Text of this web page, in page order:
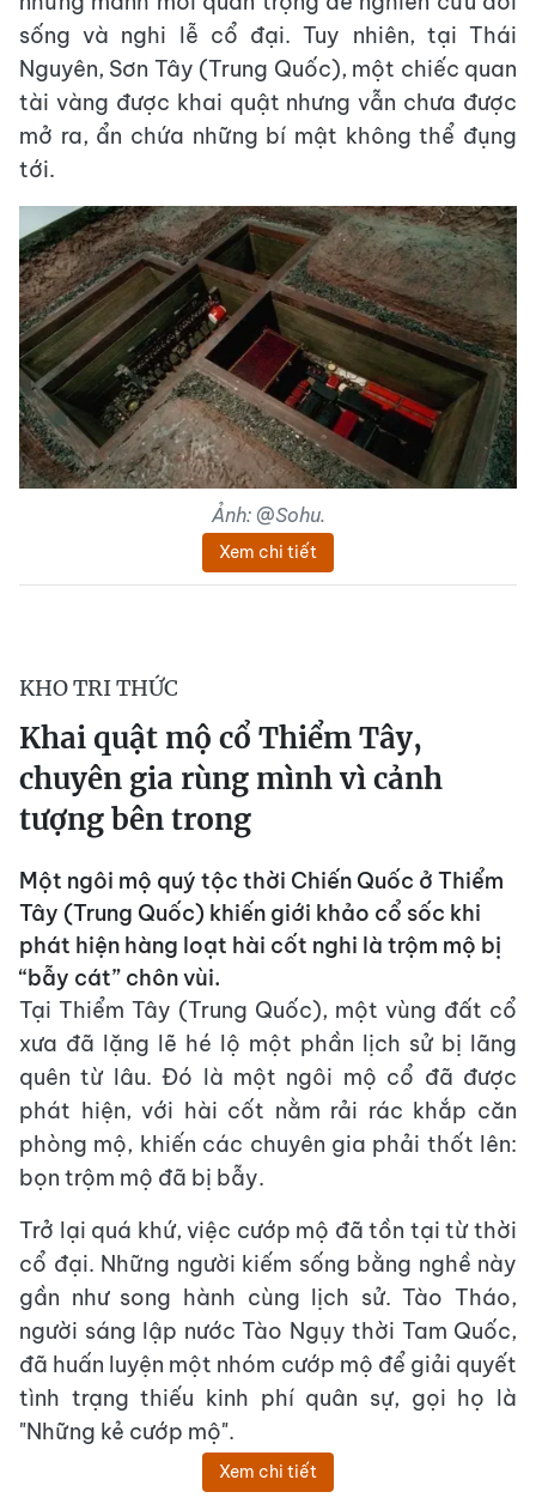
sống và nghi lễ cổ đại. Tuy nhiên, tại Thái
Nguyên, Sơn Tây (Trung Quốc), một chiếc quan
tài vàng được khai quật nhưng vẫn chưa được
mở ra, ẩn chứa những bí mật không thể đụng
tới.
Ảnh: @Sohu.
Xem chi tiết
KHO TRI THỨC
Khai quật mộ cổ Thiểm Tây,
chuyên gia rùng mình vì cảnh
tượng bên trong
Một ngôi mộ quý tộc thời Chiến Quốc ở Thiểm
Tây (Trung Quốc) khiến giới khảo cổ sốc khi
phát hiện hàng loạt hài cốt nghi là trộm mộ bị
“bẫy cát” chôn vùi.
Tại Thiểm Tây (Trung Quốc), một vùng đất cổ
xưa đã lặng lẽ hé lộ một phần lịch sử bị lãng
quên từ lâu. Đó là một ngôi mộ cổ đã được
phát hiện, với hài cốt nằm rải rác khắp căn
phòng mộ, khiến các chuyên gia phải thốt lên:
bọn trộm mộ đã bị bẫy.
Trở lại quá khứ, việc cướp mộ đã tồn tại từ thời
cổ đại. Những người kiếm sống bằng nghề này
gần như song hành cùng lịch sử. Tào Tháo,
người sáng lập nước Tào Ngụy thời Tam Quốc,
đã huấn luyện một nhóm cướp mộ để giải quyết
tình trạng thiếu kinh phí quân sự, gọi họ là
"Những kẻ cướp mộ".
Xem chi tiết